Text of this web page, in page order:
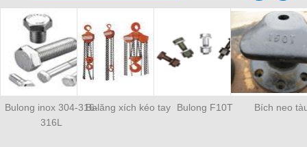
Bulong inox 304-316-
316L
Balăng xích kéo tay Bulong F10T Bích neo